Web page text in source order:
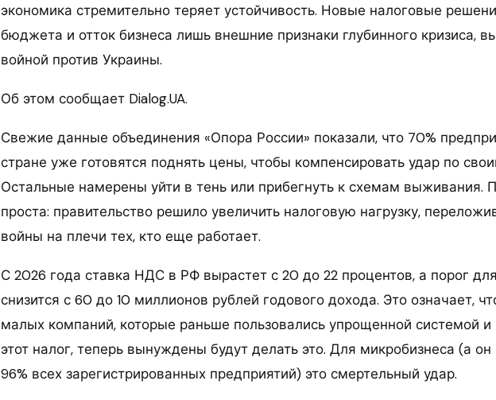
экономика стремительно теряет устойчивость. Новые налоговые
бюджета и отток бизнеса лишь внешние признаки глубинного кризиса,
войной против Украины.
Об этом сообщает Dialog.UA.
Свежие данные объединения «Опора России» показали, что 70%
стране уже готовятся поднять цены, чтобы компенсировать удар по
Остальные намерены уйти в тень или прибегнуть к схемам выживания.
проста: правительство решило увеличить налоговую нагрузку,
войны на плечи тех, кто еще работает.
С 2026 года ставка НДС в РФ вырастет с 20 до 22 процентов, а порог
снизится с 60 до 10 миллионов рублей годового дохода. Это означает,
малых компаний, которые раньше пользовались упрощенной системой и
этот налог, теперь вынуждены будут делать это. Для микробизнеса (а он
96% всех зарегистрированных предприятий) это смертельный удар.